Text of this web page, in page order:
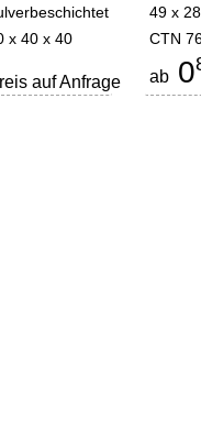
x 40 x 40
auf Anfrage
49 x
CTN
ab0